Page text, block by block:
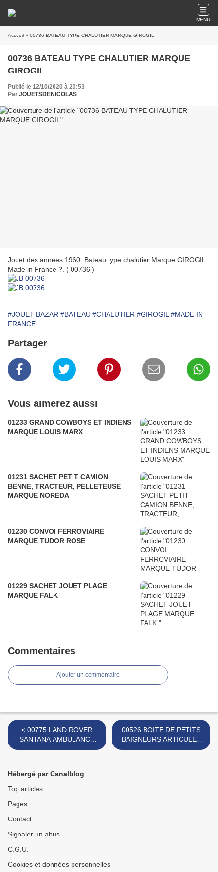
MENU
Accueil » 00736 BATEAU TYPE CHALUTIER MARQUE GIROGIL
00736 BATEAU TYPE CHALUTIER MARQUE
GIROGIL
Publié le 12/10/2020 à 20:53
Par JOUETSDENICOLAS
Jouet des années 1960 Bateau type chalutier Marque GIROGIL.
Made in France ?. ( 00736 )
#JOUET BAZAR #BATEAU #CHALUTIER #GIROGIL #MADE IN
FRANCE
Partager
Vous aimerez aussi
01233 GRAND COWBOYS ET INDIENS
MARQUE LOUIS MARX
01231 SACHET PETIT CAMION
BENNE, TRACTEUR, PELLETEUSE
MARQUE NOREDA
01230 CONVOI FERROVIAIRE
MARQUE TUDOR ROSE
01229 SACHET JOUET PLAGE
MARQUE FALK
Commentaires
Ajouter un commentaire
< 00775 LAND ROVER
SANTANA AMBULANCE
MARQUE INCONNUE
00526 BOITE DE PETITS
BAIGNEURS ARTICULES
MARQUE INCONNUE >
Hébergé par Canalblog
Top articles
Pages
Contact
Signaler un abus
C.G.U.
Cookies et données personnelles